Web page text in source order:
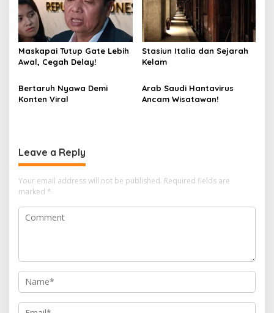
Maskapai Tutup Gate Lebih
Awal, Cegah Delay!
Stasiun Italia dan Sejarah
Kelam
Bertaruh Nyawa Demi
Konten Viral
Arab Saudi Hantavirus
Ancam Wisatawan!
Leave a Reply
Your email address will not be published. Required fields are
marked *